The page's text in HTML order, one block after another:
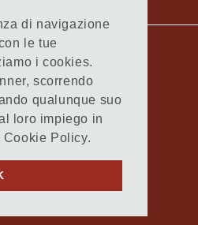
di navigazione
le tue
i cookies.
scorrendo
qualunque suo
loro impiego in
Policy.